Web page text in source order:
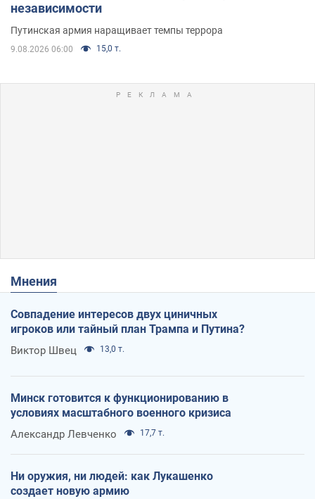
независимости
Путинская армия наращивает темпы террора
9.08.2026 06:00 15,0 т.
Мнения
Совпадение интересов двух циничных
игроков или тайный план Трампа и Путина?
Виктор Швец 13,0 т.
Минск готовится к функционированию в
условиях масштабного военного кризиса
Александр Левченко 17,7 т.
Ни оружия, ни людей: как Лукашенко
создает новую армию